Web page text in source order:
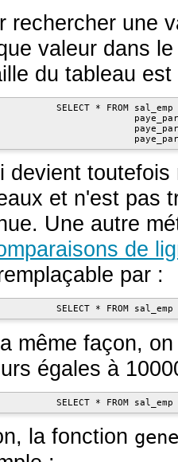
rechercher une
valeur dans
du tableau
SELECT * FROM
devient
et n'est pas
Une autre
de
par :
SELECT * FROM
même façon,
égales à
SELECT * FROM
la fonction